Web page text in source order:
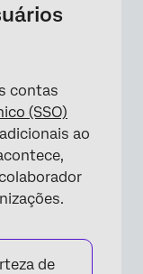
contas
(SSO)
ao
de